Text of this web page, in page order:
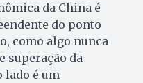
da China é
do ponto
como algo nunca
superação da
lado é um